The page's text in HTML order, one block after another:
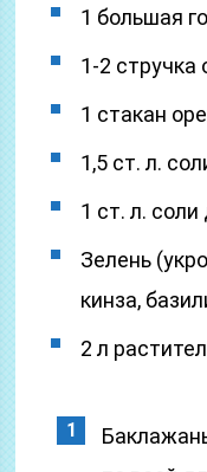
1 большая
1-2 стручка
1 стакан
1,5 ст. л.
1 ст. л.
Зелень
кинза,
2 л